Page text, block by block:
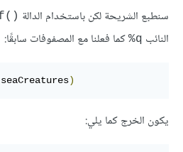
سنطبع الشريحة لكن باستخدام الدالة ()fmt.Printf
النائب q% كما فعلنا مع المصفوفات سابقًا:
seaCreatures)
يكون الخرج كما يلي: